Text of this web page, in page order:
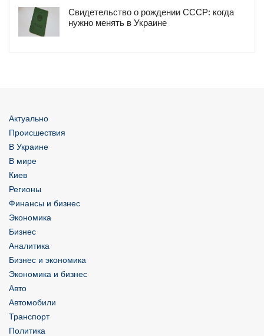
Свидетельство о рождении СССР: когда
нужно менять в Украине
Актуально
Происшествия
В Украине
В мире
Киев
Регионы
Финансы и бизнес
Экономика
Бизнес
Аналитика
Бизнес и экономика
Экономика и бизнес
Авто
Автомобили
Транспорт
Политика